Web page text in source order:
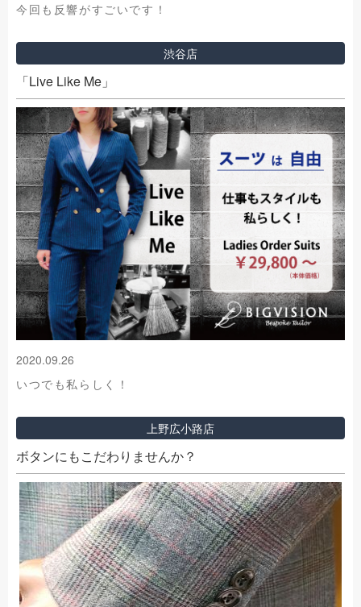
今回も反響がすごいです！
渋谷店
「Live Like Me」
2020.09.26
いつでも私らしく！
上野広小路店
ボタンにもこだわりませんか？